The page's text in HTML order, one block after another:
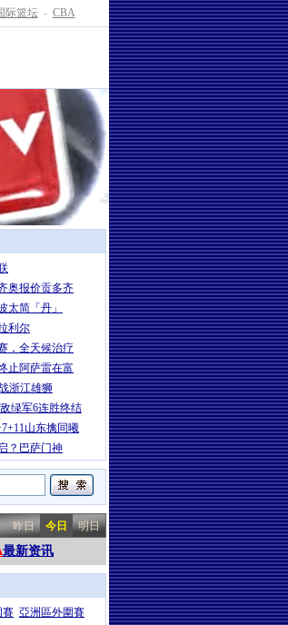
际篮坛 - CBA
奥报价贡多齐
太简「丹」
利尔
，全天候治疗
止阿萨雷在富
浙江雄狮
绿军6连胜终结
山东擒同曦
？巴萨门神
昨日 今日 明日
最新资讯
賽 亞洲區外圍賽